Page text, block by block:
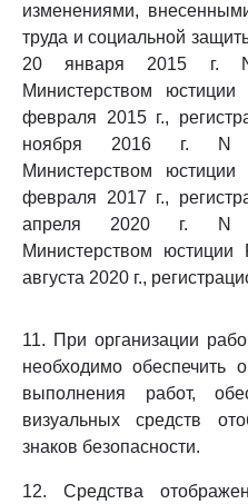
изменениями,
труда и социальной
20 января 2015 г. N
Министерством
февраля 2015 г.,
ноября 2016 г. N
Министерством
февраля 2017 г.,
апреля 2020 г. N
Министерством юстиции
августа 2020 г.,
11. При организации
необходимо обеспечить
выполнения работ,
визуальных средств
знаков безопасности.
12. Средства